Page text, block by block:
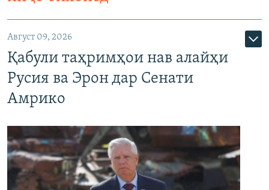
Август 09, 2026
Қабули таҳримҳои нав алайҳи
Русия ва Эрон дар Сенати
Амрико